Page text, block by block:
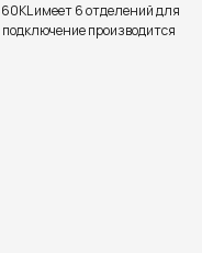
имеет 6 отделений для
производится